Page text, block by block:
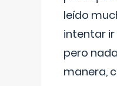
leído
intentar
pero
manera,